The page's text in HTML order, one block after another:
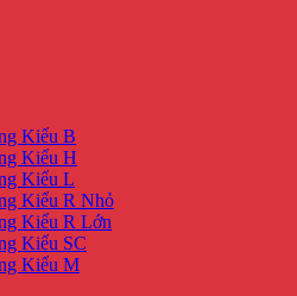
Kiểu B
Kiểu H
Kiểu L
Kiểu R Nhỏ
Kiểu R Lớn
Kiểu SC
Kiểu M